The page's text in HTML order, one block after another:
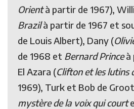
Orientà partir de 1967),
Brazilà partir de 1967 et
de Louis Albert), Dany (
de 1968 et Bernard Princeà
El Azara (Clifton et les lutins
1969), Turk et Bob de
mystère de la voix qui court